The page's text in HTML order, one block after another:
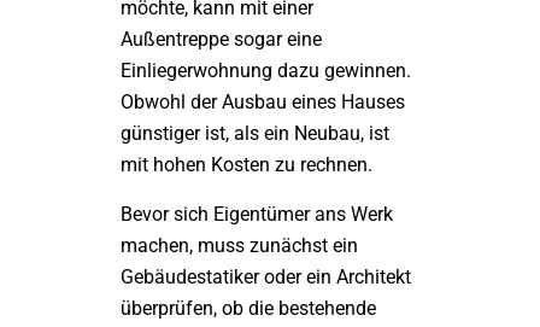
möchte, kann mit einer
Außentreppe sogar eine
Einliegerwohnung dazu gewinnen.
Obwohl der Ausbau eines Hauses
günstiger ist, als ein Neubau, ist
mit hohen Kosten zu rechnen.
Bevor sich Eigentümer ans Werk
machen, muss zunächst ein
Gebäudestatiker oder ein Architekt
überprüfen, ob die bestehende